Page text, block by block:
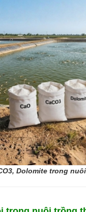
trọng
Dolomite trong